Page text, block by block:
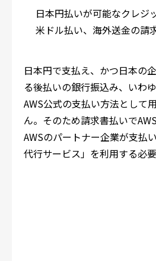
日本円払いが可能なクレジ
米ドル払い、海外送金の請
日本円で支払え、かつ日本の
る後払いの銀行振込み、いわ
AWS公式の支払い方法として
ん。そのため請求書払いで
AWSのパートナー企業が支払
代行サービス」を利用する必要